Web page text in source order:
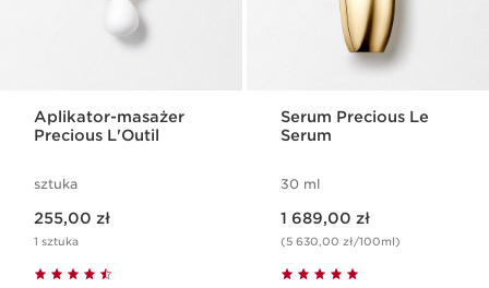
Aplikator-masażer
Precious L'Outil
sztuka
255,00 zł
1 sztuka
Serum Precious Le
Serum
30 ml
1 689,00 zł
(5 630,00 zł/100ml)